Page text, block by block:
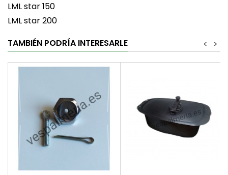
LML star 150
LML star 200
TAMBIÉN PODRÍA INTERESARLE
>
<